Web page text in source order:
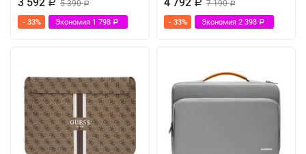
Р 5 390Р
- 33% Экономия 1 798 Р
Р 7 190Р
- 33% Экономия 2 398 Р